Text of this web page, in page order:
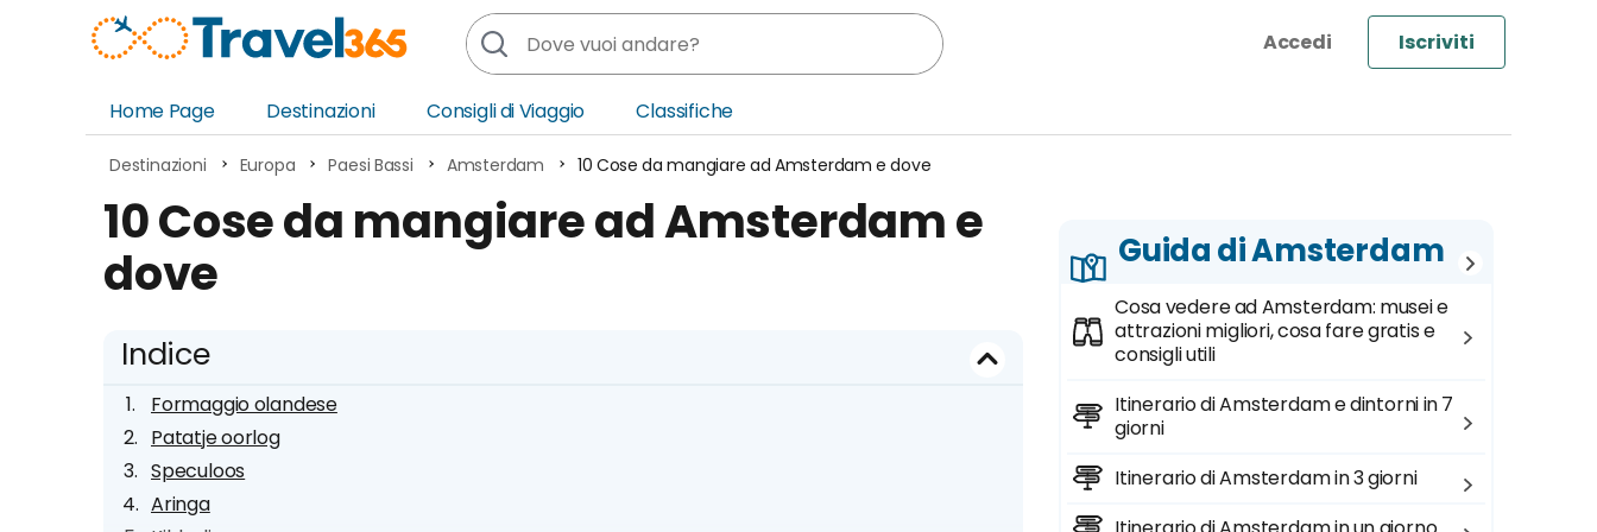
Iscriviti
Home Page
Destinazioni
Asia
Europa
Oceania
Nord America
America Centrale
Consigli di Viaggio Classifiche
Destinazioni Europa Paesi Bassi Amsterdam 10 Cose da mangiare ad Amsterdam e dove
10 Cose da mangiare ad Amsterdam e
dove
Indice
Formaggio olandese
Patatje oorlog
Speculoos
Aringa
Guida di Amsterdam
Cosa vedere ad Amsterdam: musei e
attrazioni migliori, cosa fare gratis e
consigli utili
Itinerario di Amsterdam e dintorni in 7
giorni
Itinerario di Amsterdam in 3 giorni